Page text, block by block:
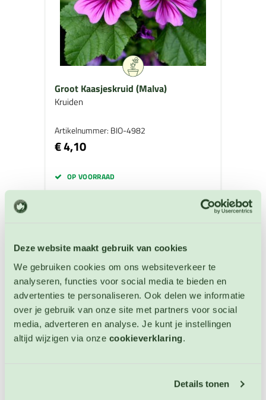
Deze website maakt gebruik van cookies
We gebruiken cookies om ons websiteverkeer te
analyseren, functies voor social media te bieden en
advertenties te personaliseren. Ook delen we informatie
over je gebruik van onze site met partners voor social
media, adverteren en analyse. Je kunt je instellingen
altijd wijzigen via onze cookieverklaring.
Details tonen
Groot Kaasjeskruid (Malva)
Kruiden
Artikelnummer: BIO-4982
€ 4,10
OP VOORRAAD